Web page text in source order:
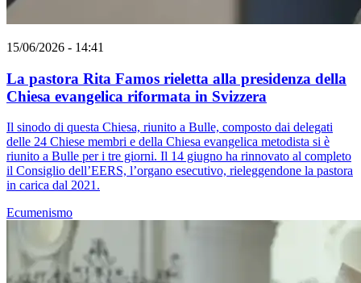
15/06/2026 - 14:41
La pastora Rita Famos rieletta alla presidenza della
Chiesa evangelica riformata in Svizzera
Il sinodo di questa Chiesa, riunito a Bulle, composto dai delegati
delle 24 Chiese membri e della Chiesa evangelica metodista si è
riunito a Bulle per i tre giorni. Il 14 giugno ha rinnovato al completo
il Consiglio dell’EERS, l’organo esecutivo, rieleggendone la pastora
in carica dal 2021.
Ecumenismo